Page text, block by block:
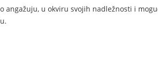
angažuju, u okviru svojih nadležnosti i